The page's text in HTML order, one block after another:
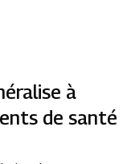
à
de santé